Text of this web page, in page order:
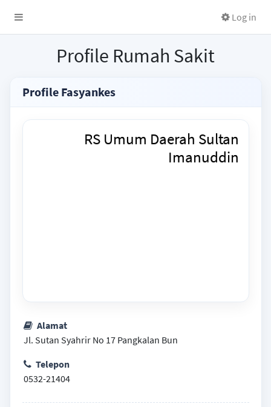
Log in
Profile Rumah Sakit
Profile Fasyankes
RS Umum Daerah Sultan
Imanuddin
Alamat
Jl. Sutan Syahrir No 17 Pangkalan Bun
Telepon
0532-21404